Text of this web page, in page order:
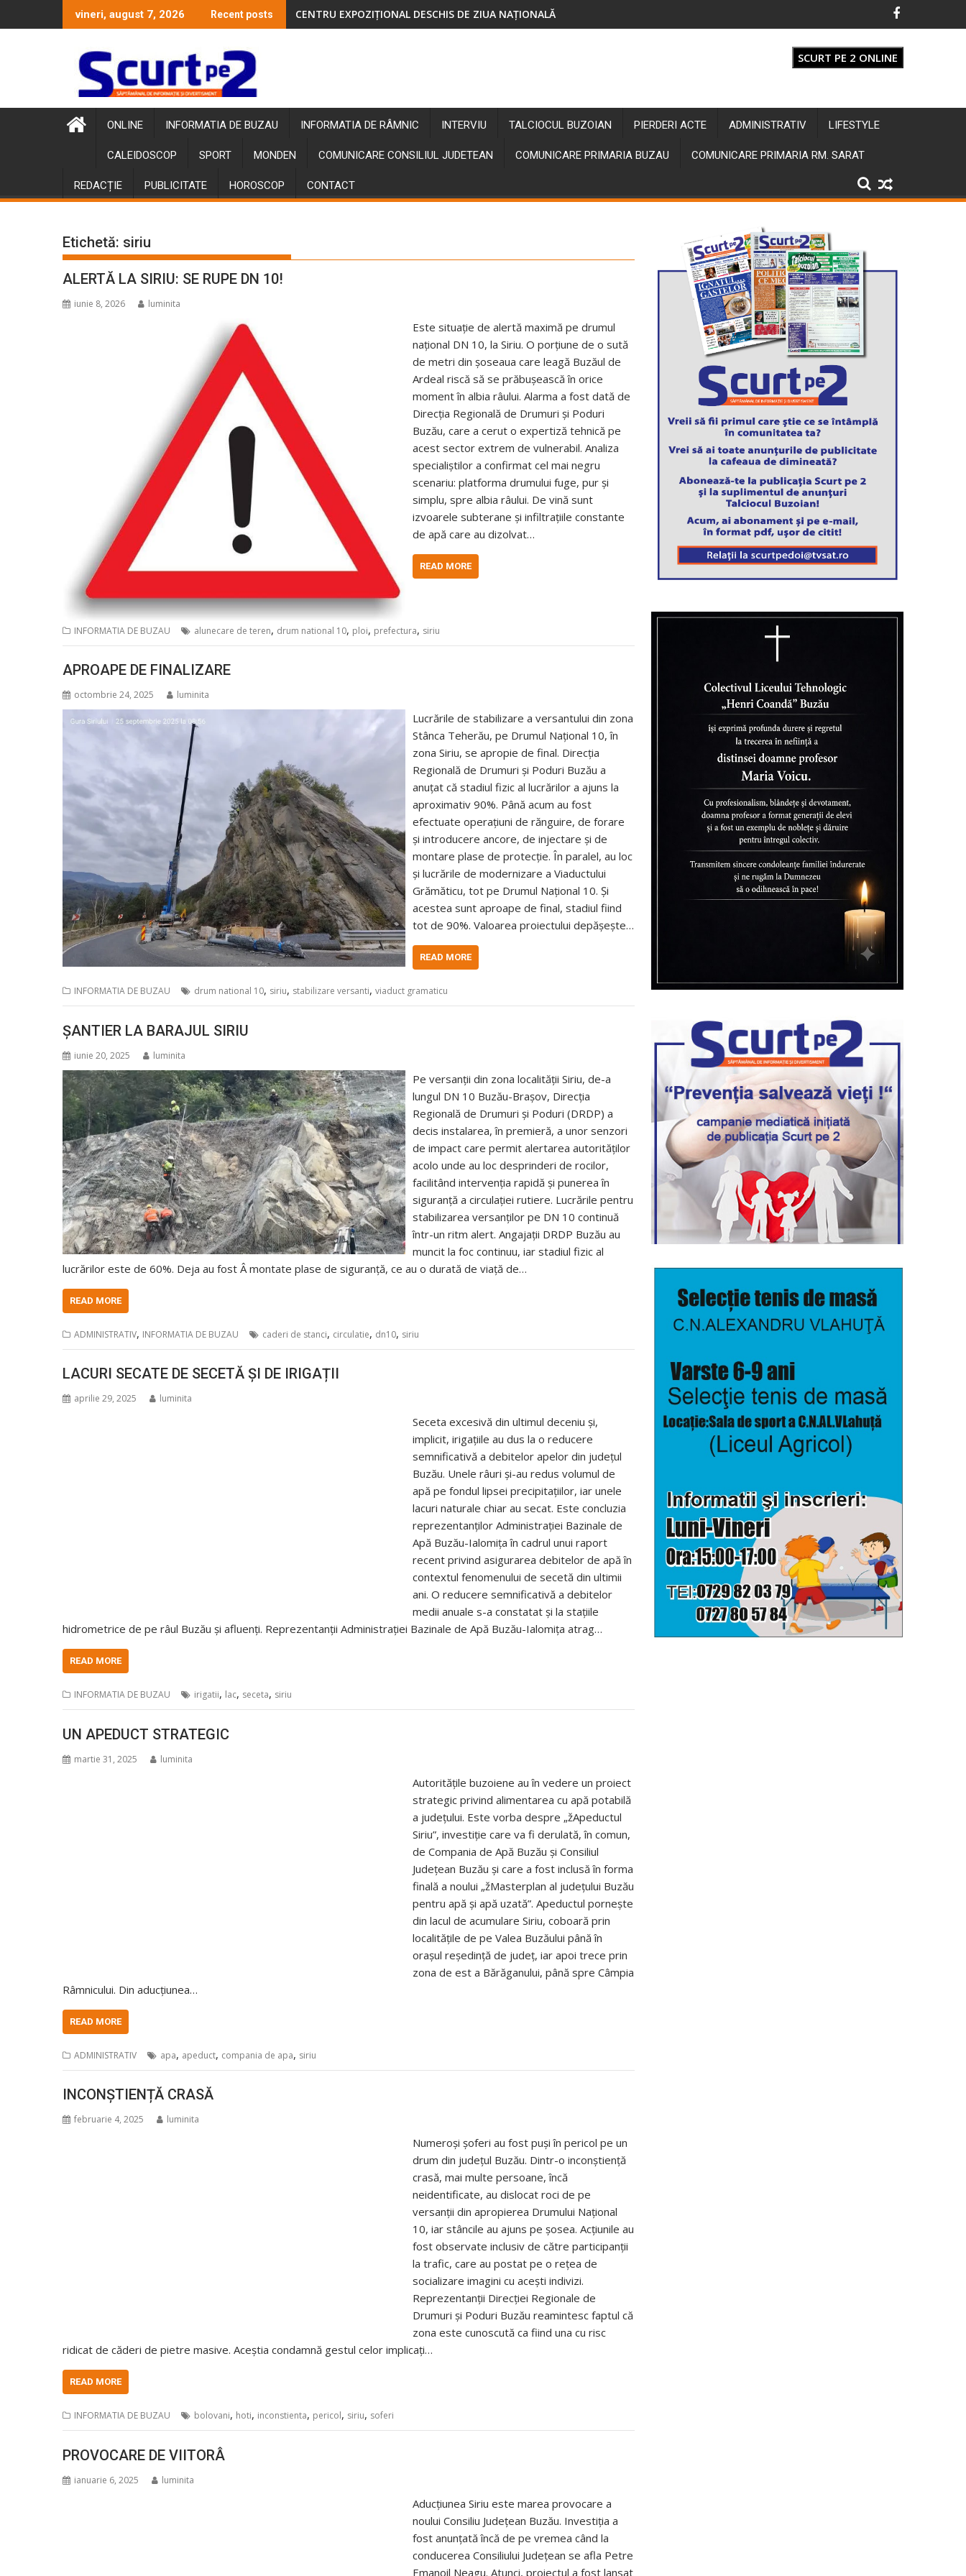
to
vineri, august 7, 2026 Recent posts CENTRU EXPOZIȚIONAL DESCHIS DE ZIUA NAȚIONALĂ
SCURT PE 2 ONLINE
ONLINE INFORMATIA DE BUZAU INFORMATIA DE RÂMNIC INTERVIU TALCIOCUL BUZOIAN PIERDERI ACTE ADMINISTRATIV LIFESTYLE
CALEIDOSCOP SPORT MONDEN COMUNICARE CONSILIUL JUDETEAN COMUNICARE PRIMARIA BUZAU COMUNICARE PRIMARIA RM. SARAT
REDACȚIE PUBLICITATE HOROSCOP CONTACT
Etichetă: siriu
ALERTĂ LA SIRIU: SE RUPE DN 10!
iunie 8, 2026 luminita
Este situație de alertă maximă pe drumul
național DN 10, la Siriu. O porțiune de o sută
de metri din șoseaua care leagă Buzăul de
Ardeal riscă să se prăbușească în orice
moment în albia râului. Alarma a fost dată de
Direcția Regională de Drumuri și Poduri
Buzău, care a cerut o expertiză tehnică pe
acest sector extrem de vulnerabil. Analiza
specialiștilor a confirmat cel mai negru
scenariu: platforma drumului fuge, pur și
simplu, spre albia râului. De vină sunt
izvoarele subterane și infiltrațiile constante
de apă care au dizolvat…
READ MORE
INFORMATIA DE BUZAU alunecare de teren, drum national 10, ploi, prefectura, siriu
APROAPE DE FINALIZARE
octombrie 24, 2025 luminita
Lucrările de stabilizare a versantului din zona
Stânca Teherău, pe Drumul Național 10, în
zona Siriu, se apropie de final. Direcția
Regională de Drumuri și Poduri Buzău a
anuțat că stadiul fizic al lucrărilor a ajuns la
aproximativ 90%. Până acum au fost
efectuate operațiuni de rănguire, de forare
și introducere ancore, de injectare și de
montare plase de protecție. În paralel, au loc
și lucrările de modernizare a Viaductului
Grămăticu, tot pe Drumul Național 10. Și
acestea sunt aproape de final, stadiul fiind
tot de 90%. Valoarea proiectului depășește…
READ MORE
INFORMATIA DE BUZAU drum national 10, siriu, stabilizare versanti, viaduct gramaticu
ȘANTIER LA BARAJUL SIRIU
iunie 20, 2025 luminita
Pe versanții din zona localității Siriu, de-a
lungul DN 10 Buzău-Brașov, Direcția
Regională de Drumuri și Poduri (DRDP) a
decis instalarea, în premieră, a unor senzori
de impact care permit alertarea autorităților
acolo unde au loc desprinderi de rocilor,
facilitând intervenția rapidă și punerea în
siguranță a circulației rutiere. Lucrările pentru
stabilizarea versanților pe DN 10 continuă
într-un ritm alert. Angajații DRDP Buzău au
muncit la foc continuu, iar stadiul fizic al
lucrărilor este de 60%. Deja au fost Â montate plase de siguranță, ce au o durată de viață de…
READ MORE
ADMINISTRATIV, INFORMATIA DE BUZAU caderi de stanci, circulatie, dn10, siriu
LACURI SECATE DE SECETĂ ȘI DE IRIGAȚII
aprilie 29, 2025 luminita
Seceta excesivă din ultimul deceniu și,
implicit, irigațiile au dus la o reducere
semnificativă a debitelor apelor din județul
Buzău. Unele râuri și-au redus volumul de
apă pe fondul lipsei precipitațiilor, iar unele
lacuri naturale chiar au secat. Este concluzia
reprezentanților Administrației Bazinale de
Apă Buzău-Ialomița în cadrul unui raport
recent privind asigurarea debitelor de apă în
contextul fenomenului de secetă din ultimii
ani. O reducere semnificativă a debitelor
medii anuale s-a constatat și la stațiile
hidrometrice de pe râul Buzău și afluenți. Reprezentanții Administrației Bazinale de Apă Buzău-Ialomița atrag…
READ MORE
INFORMATIA DE BUZAU irigatii, lac, seceta, siriu
UN APEDUCT STRATEGIC
martie 31, 2025 luminita
Autoritățile buzoiene au în vedere un proiect
strategic privind alimentarea cu apă potabilă
a județului. Este vorba despre „žApeductul
Siriu”, investiție care va fi derulată, în comun,
de Compania de Apă Buzău și Consiliul
Județean Buzău și care a fost inclusă în forma
finală a noului „žMasterplan al județului Buzău
pentru apă și apă uzată”. Apeductul pornește
din lacul de acumulare Siriu, coboară prin
localitățile de pe Valea Buzăului până în
orașul reședință de județ, iar apoi trece prin
zona de est a Bărăganului, până spre Câmpia
Râmnicului. Din aducțiunea…
READ MORE
ADMINISTRATIV apa, apeduct, compania de apa, siriu
INCONȘTIENȚĂ CRASĂ
februarie 4, 2025 luminita
Numeroși șoferi au fost puși în pericol pe un
drum din județul Buzău. Dintr-o inconștiență
crasă, mai multe persoane, încă
neidentificate, au dislocat roci de pe
versanții din apropierea Drumului Național
10, iar stâncile au ajuns pe șosea. Acțiunile au
fost observate inclusiv de către participanții
la trafic, care au postat pe o rețea de
socializare imagini cu acești indivizi.
Reprezentanții Direcției Regionale de
Drumuri și Poduri Buzău reamintesc faptul că
zona este cunoscută ca fiind una cu risc
ridicat de căderi de pietre masive. Aceștia condamnă gestul celor implicați…
READ MORE
INFORMATIA DE BUZAU bolovani, hoti, inconstienta, pericol, siriu, soferi
PROVOCARE DE VIITORÂ
ianuarie 6, 2025 luminita
Aducțiunea Siriu este marea provocare a
noului Consiliu Județean Buzău. Investiția a
fost anunțată încă de pe vremea când la
conducerea Consiliului Județean se afla Petre
Emanoil Neagu. Atunci, proiectul a fost lansat